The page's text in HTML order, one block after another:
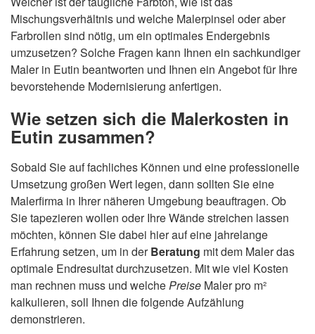
Mischungsverhältnis und welche Malerpinsel oder aber
Farbrollen sind nötig, um ein optimales Endergebnis
umzusetzen? Solche Fragen kann Ihnen ein sachkundiger
Maler in Eutin beantworten und Ihnen ein Angebot für Ihre
bevorstehende Modernisierung anfertigen.
Wie setzen sich die Malerkosten in
Eutin zusammen?
Sobald Sie auf fachliches Können und eine professionelle
Umsetzung großen Wert legen, dann sollten Sie eine
Malerfirma in Ihrer näheren Umgebung beauftragen. Ob
Sie tapezieren wollen oder Ihre Wände streichen lassen
möchten, können Sie dabei hier auf eine jahrelange
Erfahrung setzen, um in derBeratung mit dem Maler das
optimale Endresultat durchzusetzen. Mit wie viel Kosten
man rechnen muss und welchePreise Maler pro m²
kalkulieren, soll Ihnen die folgende Aufzählung
demonstrieren.